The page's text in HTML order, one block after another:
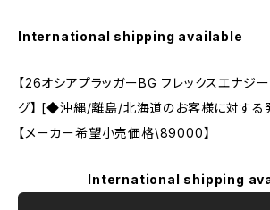
International shipping available
【26オシアプラッガーBG フレックスエナジ
グ】 [◆沖縄/離島/北海道のお客様に対する
【メーカー希望小売価格\89000】
International shipping